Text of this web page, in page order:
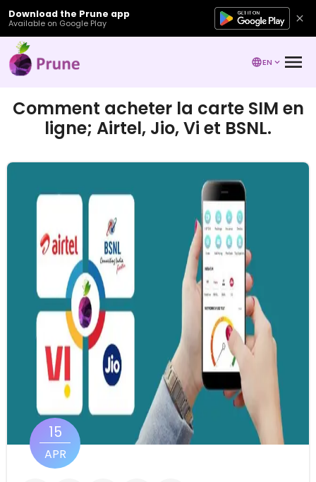
Download the Prune app
Available on Google Play
EN
Comment acheter la carte SIM en
ligne; Airtel, Jio, Vi et BSNL.
15
APR